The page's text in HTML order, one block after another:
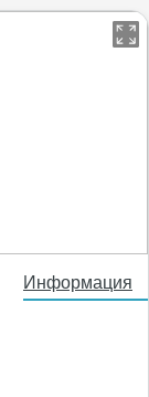
Информация